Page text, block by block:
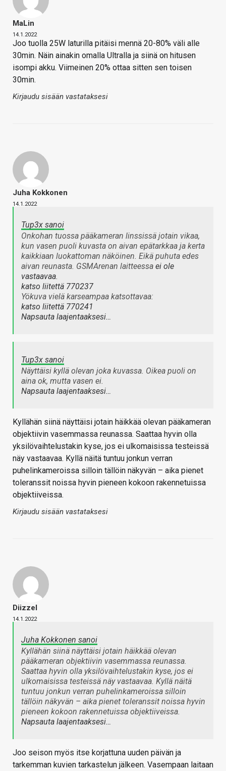
MaLin
14.1.2022
Joo tuolla 25W laturilla pitäisi mennä 20-80% väli alle
30min. Näin ainakin omalla Ultralla ja siinä on hitusen
isompi akku. Viimeinen 20% ottaa sitten sen toisen
30min.
Kirjaudu sisään vastataksesi
Juha Kokkonen
14.1.2022
Tup3x sanoi
Onkohan tuossa pääkameran linssissä jotain vikaa,
kun vasen puoli kuvasta on aivan epätarkkaa ja kerta
kaikkiaan luokattoman näköinen. Eikä puhuta edes
aivan reunasta. GSMArenan laitteessa ei ole
vastaavaa.
katso liitettä 770237
Yökuva vielä karseampaa katsottavaa:
katso liitettä 770241
Napsauta laajentaaksesi…
Tup3x sanoi
Näyttäisi kyllä olevan joka kuvassa. Oikea puoli on
aina ok, mutta vasen ei.
Napsauta laajentaaksesi…
Kyllähän siinä näyttäisi jotain häikkää olevan pääkameran
objektiivin vasemmassa reunassa. Saattaa hyvin olla
yksilövaihtelustakin kyse, jos ei ulkomaisissa testeissä
näy vastaavaa. Kyllä näitä tuntuu jonkun verran
puhelinkameroissa silloin tällöin näkyvän – aika pienet
toleranssit noissa hyvin pieneen kokoon rakennetuissa
objektiiveissa.
Kirjaudu sisään vastataksesi
Diizzel
14.1.2022
Juha Kokkonen sanoi
Kyllähän siinä näyttäisi jotain häikkää olevan
pääkameran objektiivin vasemmassa reunassa.
Saattaa hyvin olla yksilövaihtelustakin kyse, jos ei
ulkomaisissa testeissä näy vastaavaa. Kyllä näitä
tuntuu jonkun verran puhelinkameroissa silloin
tällöin näkyvän – aika pienet toleranssit noissa hyvin
pieneen kokoon rakennetuissa objektiiveissa.
Napsauta laajentaaksesi…
Joo seison myös itse korjattuna uuden päivän ja
tarkemman kuvien tarkastelun jälkeen. Vasempaan laitaan